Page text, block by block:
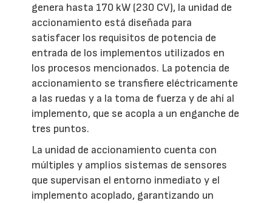
genera hasta 170 kW (230 CV), la unidad de
accionamiento está diseñada para
satisfacer los requisitos de potencia de
entrada de los implementos utilizados en
los procesos mencionados. La potencia de
accionamiento se transfiere eléctricamente
a las ruedas y a la toma de fuerza y de ahí al
implemento, que se acopla a un enganche de
tres puntos.
La unidad de accionamiento cuenta con
múltiples y amplios sistemas de sensores
que supervisan el entorno inmediato y el
implemento acoplado, garantizando un